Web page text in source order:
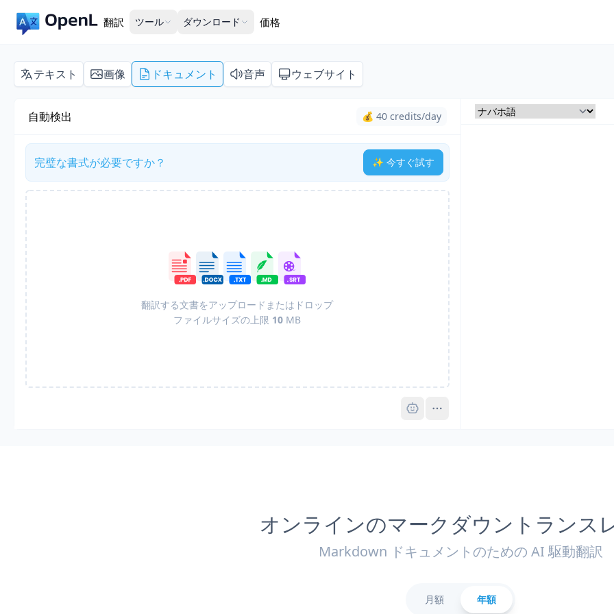
翻訳 ツール ダウンロード 価格
テキスト 画像 ドキュメント 音声 ウェブサイト
自動検出 💰 40 credits/day
完璧な書式が必要ですか？ ✨ 今すぐ試す
翻訳する文書をアップロードまたはドロップ
ファイルサイズの上限 10 MB
Pro
オンラインのマークダウントランス
Markdown ドキュメントのための AI 駆動翻訳
月額 年額